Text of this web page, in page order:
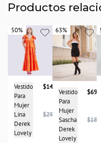
Productos
50%
50%
Vestido
Para
Mujer
Lina
Derek
Lovely
$148.950
$297.950
63%
63%
Vestido
Para
Mujer
Sascha
Derek
Lovely